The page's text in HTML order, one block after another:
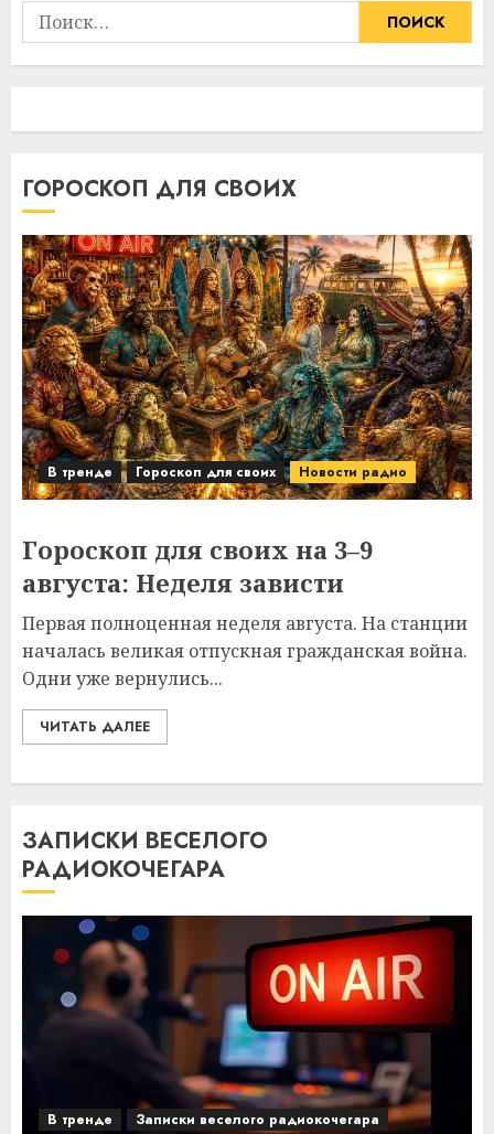
Найти:
ГОРОСКОП ДЛЯ СВОИХ
В тренде Гороскоп для своих Новости радио
Гороскоп для своих на 3–9
августа: Неделя зависти
Первая полноценная неделя августа. На станции
началась великая отпускная гражданская война.
Одни уже вернулись...
ЧИТАТЬ ДАЛЕЕ
ЗАПИСКИ ВЕСЕЛОГО
РАДИОКОЧЕГАРА
В тренде Записки веселого радиокочегара